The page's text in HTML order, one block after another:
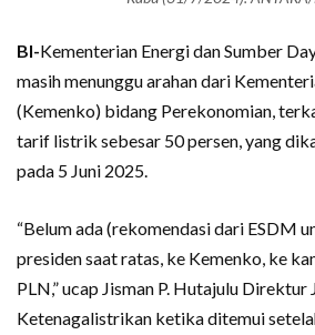
BI-Kementerian Energi dan Sumber
masih menunggu arahan dari
(Kemenko) bidang Perekonomian,
tarif listrik sebesar 50 persen, yang
pada 5 Juni 2025.
“Belum ada (rekomendasi dari ESDM
presiden saat ratas, ke Kemenko, ke
PLN,” ucap Jisman P. Hutajulu Direktur
Ketenagalistrikan ketika ditemui